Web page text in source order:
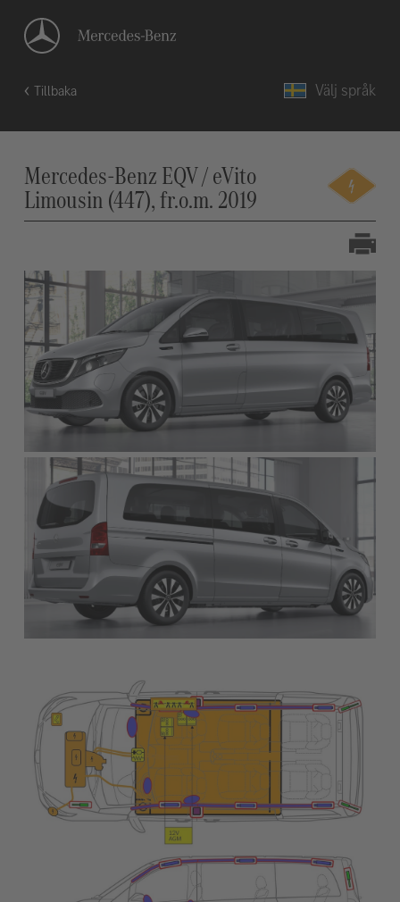
Tillbaka Välj språk
Mercedes-Benz EQV / eVito
Limousin (447), fr.o.m. 2019